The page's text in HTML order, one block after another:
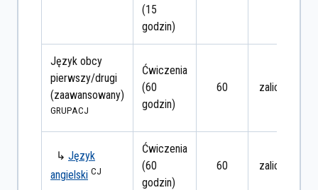
(15
godzin)
Język obcy
pierwszy/drugi
(zaawansowany)
GRUPACJ
Ćwiczenia
(60
godzin)
60 zaliczenie
↳ Język
angielski CJ
Ćwiczenia
(60
godzin)
60 zaliczenie